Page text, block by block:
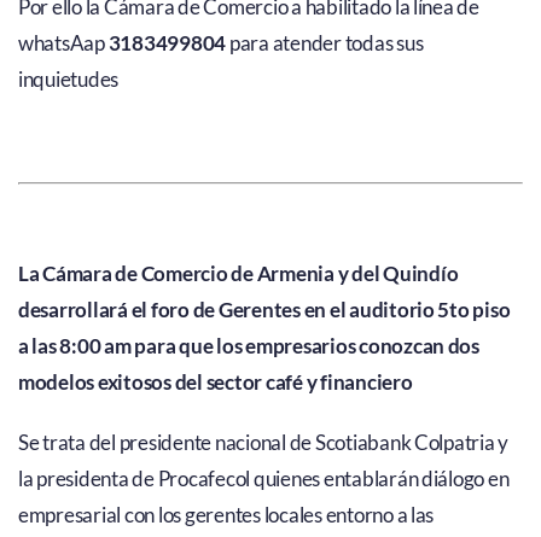
Por ello la Cámara de Comercio a habilitado la línea de
whatsAap3183499804para atender todas sus
inquietudes
La Cámara de Comercio de Armenia y del Quindío
desarrollará el foro de Gerentes en el auditorio 5to piso
a las 8:00 am para que los empresarios conozcan dos
modelos exitosos del sector café y financiero
Se trata del presidente nacional de Scotiabank Colpatria y
la presidenta de Procafecol quienes entablarán diálogo en
empresarial con los gerentes locales entorno a las